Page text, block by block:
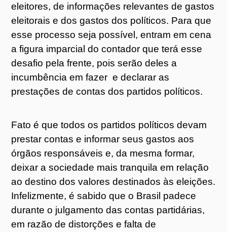
eleitores, de informações relevantes de gastos
eleitorais e dos gastos dos políticos. Para que
esse processo seja possível, entram em cena
a figura imparcial do contador que terá esse
desafio pela frente, pois serão deles a
incumbência em fazer e declarar as
prestações de contas dos partidos políticos.
Fato é que todos os partidos políticos devam
prestar contas e informar seus gastos aos
órgãos responsáveis e, da mesma formar,
deixar a sociedade mais tranquila em relação
ao destino dos valores destinados às eleições.
Infelizmente, é sabido que o Brasil padece
durante o julgamento das contas partidárias,
em razão de distorções e falta de